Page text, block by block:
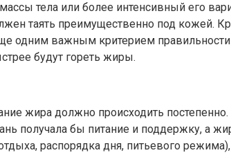
тела или более интенсивный его
таять преимущественно под кожей.
одним важным критерием
будут гореть жиры.
жира должно происходить
получала бы питание и поддержку, а
распорядка дня, питьевого